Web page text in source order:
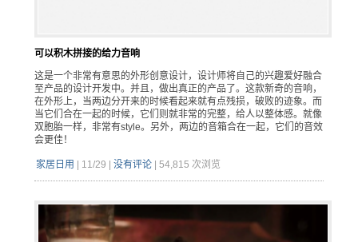
可以积木拼接的给力音响
这是一个非常有意思的外形创意设计，设计师将自己的兴趣爱好融合
至产品的设计开发中。并且，做出真正的产品了。这款新奇的音响，
在外形上，当两边分开来的时候看起来就有点残损，破败的迹象。而
当它们合在一起的时候，它们则就非常的完整，给人以整体感。就像
双胞胎一样，非常有style。另外，两边的音箱合在一起，它们的音效
会更佳！
家居日用 11/29 没有评论| 54,815 次浏览